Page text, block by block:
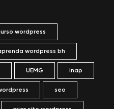
wordpress
wordpress bh
UEMG inap
seo